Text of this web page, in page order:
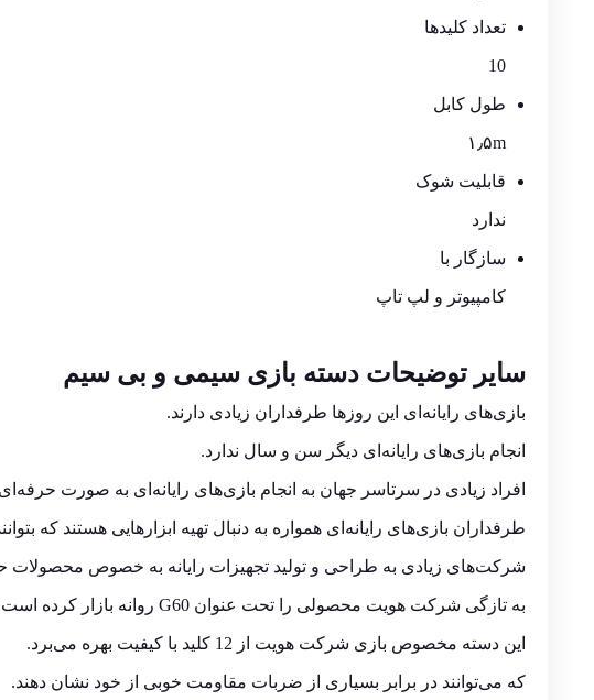
تعداد کلیدها
10
طول کابل
۱٫۵m
قابلیت شوک
ندارد
سازگار با
کامپیوتر و لپ تاپ
سایر توضیحات دسته بازی سیمی و بی سیم
بازی‌های رایانه‌ای این روزها طرفداران زیادی دارند.
انجام بازی‌های رایانه‌ای دیگر سن و سال ندارد.
افراد زیادی در سرتاسر جهان به انجام بازی‌های رایانه‌ای به صورت
طرفداران بازی‌های رایانه‌ای همواره به دنبال تهیه ابزارهایی هستند که
شرکت‌های زیادی به طراحی و تولید تجهیزات رایانه به خصوص محصولات
به تازگی شرکت هویت محصولی را تحت عنوان G60 روانه بازار کرده است که درواقع یک دسته مخصوص بازی است.
این دسته مخصوص بازی شرکت هویت از 12 کلید با کیفیت بهره می‌برد.
که می‌توانند در برابر بسیاری از ضربات مقاومت خوبی از خود نشان دهند.